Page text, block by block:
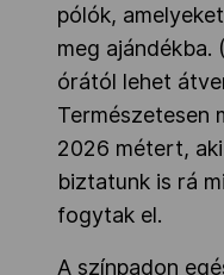
pólók,
meg ajándékba.
órától lehet
Természetesen
2026 métert,
biztatunk is rá
fogytak el.
A színpadon